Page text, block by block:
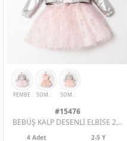
#15476
BEBÜŞ KALP DESENLİ ELBİSE 2Lİ KIZ ÇOCUK TAKIM
4Adet 2-5 Y